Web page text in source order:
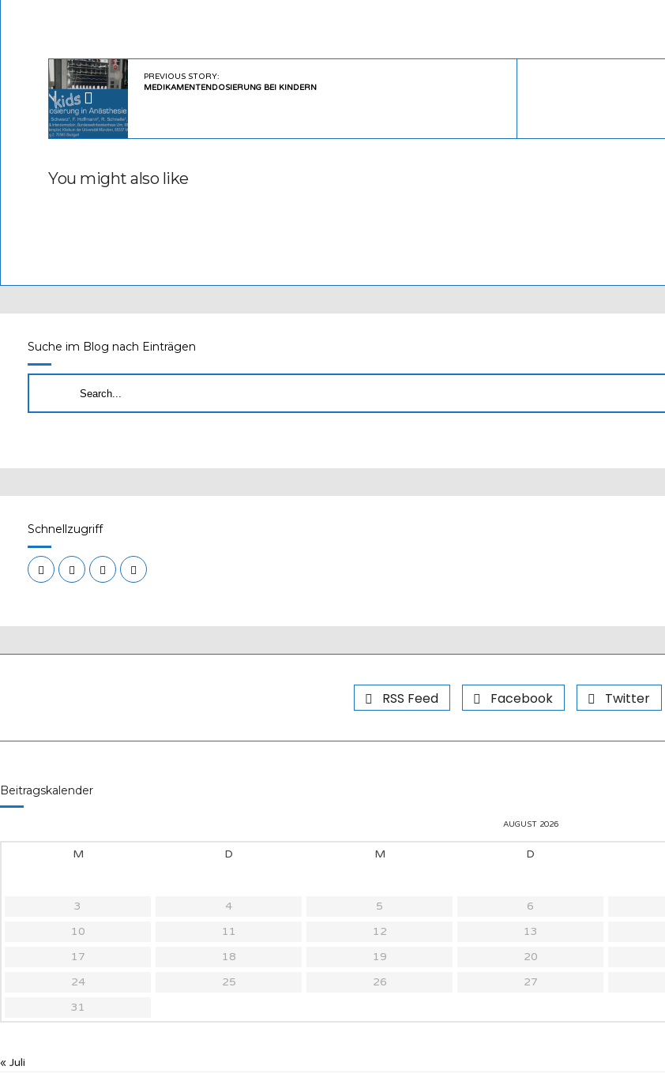
PREVIOUS STORY:
MEDIKAMENTENDOSIERUNG BEI KINDERN
You might also like
Suche im Blog nach Einträgen
Schnellzugriff
RSS Feed Facebook Twitter
Beitragskalender
AUGUST 2026
M D M D
3
4 5 6
10
11 12 13
17
18 19 20
24
25 26 27
31
« Juli